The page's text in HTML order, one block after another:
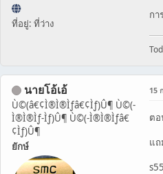
ที่อยู่: ที่ว่าง
กา
นายโอ้เอ้
Ù©(â€¢Ì®Ì®Ìƒâ€¢Ìƒ)Û¶ Ù©(-
Ì®Ì®Ìƒ-Ìƒ)Û¶ Ù©(-Ì®Ì®Ìƒâ€
¢Ìƒ)Û¶
ยักษ์
15
ตอ
แถ